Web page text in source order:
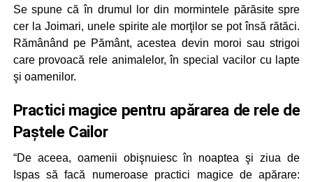
Se spune că în drumul lor din mormintele părăsite spre
cer la Joimari, unele spirite ale morţilor se pot însă rătăci.
Rămânând pe Pământ, acestea devin moroi sau strigoi
care provoacă rele animalelor, în special vacilor cu lapte
şi oamenilor.
Practici magice pentru apărarea de rele de
Paștele Cailor
“De aceea, oamenii obişnuiesc în noaptea şi ziua de
Ispas să facă numeroase practici magice de apărare: